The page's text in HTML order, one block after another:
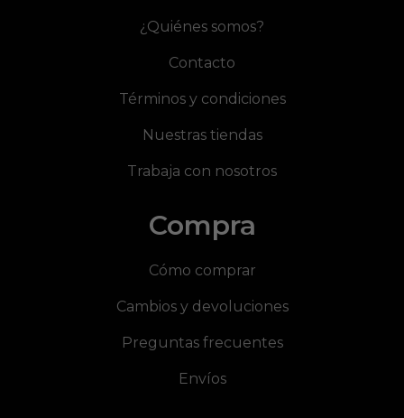
¿Quiénes somos?
Contacto
Términos y condiciones
Nuestras tiendas
Trabaja con nosotros
Compra
Cómo comprar
Cambios y devoluciones
Preguntas frecuentes
Envíos